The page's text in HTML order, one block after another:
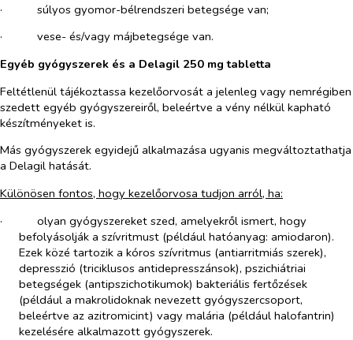
·​
súlyos gyomor-bélrendszeri betegsége van;
·​
vese- és/vagy májbetegsége van.
Egyéb gyógyszerek és a Delagil 250 mg tabletta
Feltétlenül tájékoztassa kezelőorvosát a jelenleg vagy nemrégiben
szedett egyéb gyógyszereiről, beleértve a vény nélkül kapható
készítményeket is.
Más gyógyszerek egyidejű alkalmazása ugyanis megváltoztathatja
a Delagil hatását.
Különösen fontos, hogy kezelőorvosa tudjon arról, ha:
·​
olyan gyógyszereket szed, amelyekről ismert, hogy
befolyásolják a szívritmust (például hatóanyag: amiodaron).
Ezek közé tartozik a kóros szívritmus (antiarritmiás szerek),
depresszió (triciklusos antidepresszánsok), pszichiátriai
betegségek (antipszichotikumok) bakteriális fertőzések
(például a makrolidoknak nevezett gyógyszercsoport,
beleértve az azitromicint) vagy malária (például halofantrin)
kezelésére alkalmazott gyógyszerek.